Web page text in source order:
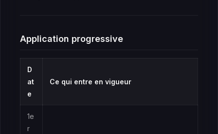
Application progressive
D
at
e
Ce qui entre en vigueur
1e
r